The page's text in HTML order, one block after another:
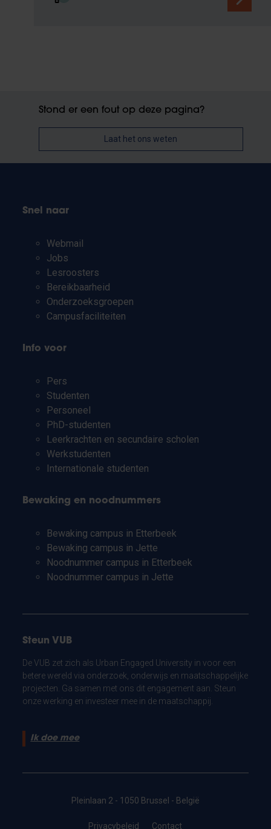
Stond er een fout op deze pagina?
Laat het ons weten
Snel naar
Webmail
Jobs
Lesroosters
Bereikbaarheid
Onderzoeksgroepen
Campusfaciliteiten
Info voor
Pers
Studenten
Personeel
PhD-studenten
Leerkrachten en secundaire scholen
Werkstudenten
Internationale studenten
Bewaking en noodnummers
Bewaking campus in Etterbeek
Bewaking campus in Jette
Noodnummer campus in Etterbeek
Noodnummer campus in Jette
Steun VUB
De VUB zet zich als Urban Engaged University in voor een
betere wereld via onderzoek, onderwijs en maatschappelijke
projecten. Ga samen met ons dit engagement aan. Steun
onze werking en investeer mee in de maatschappij.
Ik doe mee
Pleinlaan 2 - 1050 Brussel - België
Privacybeleid Contact